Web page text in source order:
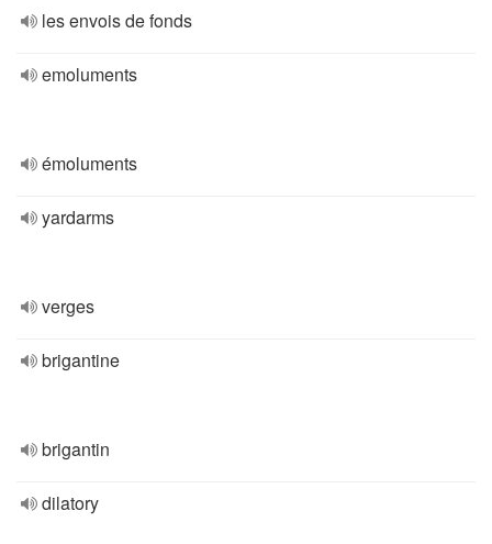
les envois de fonds
emoluments
émoluments
yardarms
verges
brigantine
brigantin
dilatory